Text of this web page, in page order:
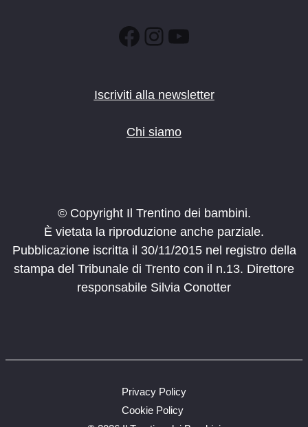
Facebook
Instagram
YouTube
Iscriviti alla newsletter
Chi siamo
© Copyright Il Trentino dei bambini.
È vietata la riproduzione anche parziale.
Pubblicazione iscritta il 30/11/2015 nel registro della
stampa del Tribunale di Trento con il n.13. Direttore
responsabile Silvia Conotter
Privacy Policy
Cookie Policy